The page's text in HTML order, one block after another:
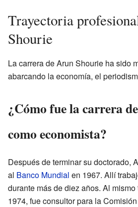
Trayectoria
Shourie
La carrera de Arun Shourie ha sido
abarcando la economía, el
¿Cómo fue la carrera
como economista?
Después de terminar su doctorado,
al Banco Mundial en 1967. Allí
durante más de diez años. Al
1974, fue consultor para la